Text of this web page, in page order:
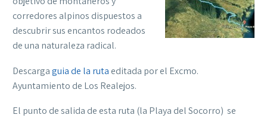
corredores alpinos dispuestos a
descubrir sus encantos rodeados
de una naturaleza radical.
Descargaguia de la ruta editada por el Excmo.
Ayuntamiento de Los Realejos.
El punto de salida de esta ruta (la Playa del Socorro) se